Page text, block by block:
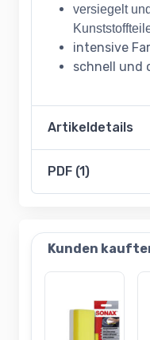
versiegelt
intensive
schnell und
Artikeldetails
PDF (1)
Kunden